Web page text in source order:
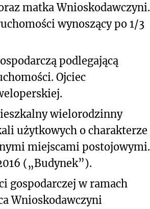
matka Wnioskodawczyni.
wynoszący po 1/3
podlegającą
Ojciec
wielorodzinny
użytkowych o charakterze
miejscami postojowymi.
(„Budynek”).
gospodarczej w ramach
Wnioskodawczyni